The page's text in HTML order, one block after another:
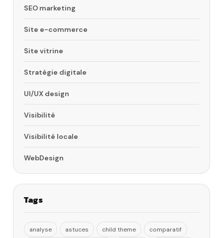
SEO marketing
Site e-commerce
Site vitrine
Stratégie digitale
UI/UX design
Visibilité
Visibilité locale
WebDesign
Tags
analyse astuces child theme
comparatif